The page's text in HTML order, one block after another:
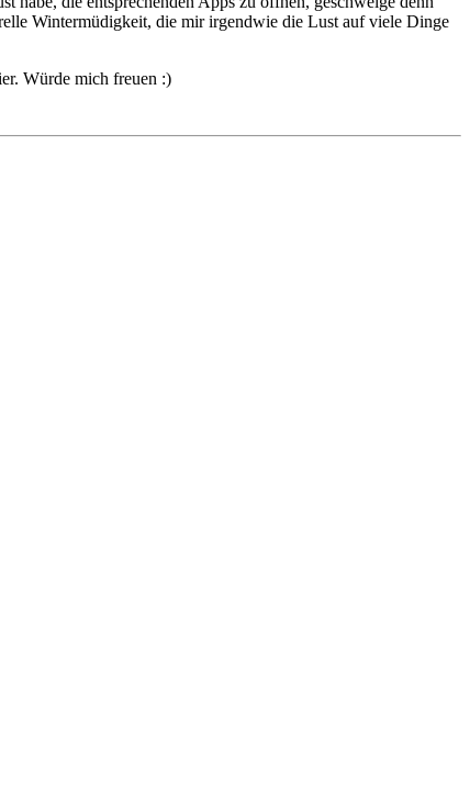
Wintermüdigkeit, die mir irgendwie die Lust auf viele Dinge
Würde mich freuen :)